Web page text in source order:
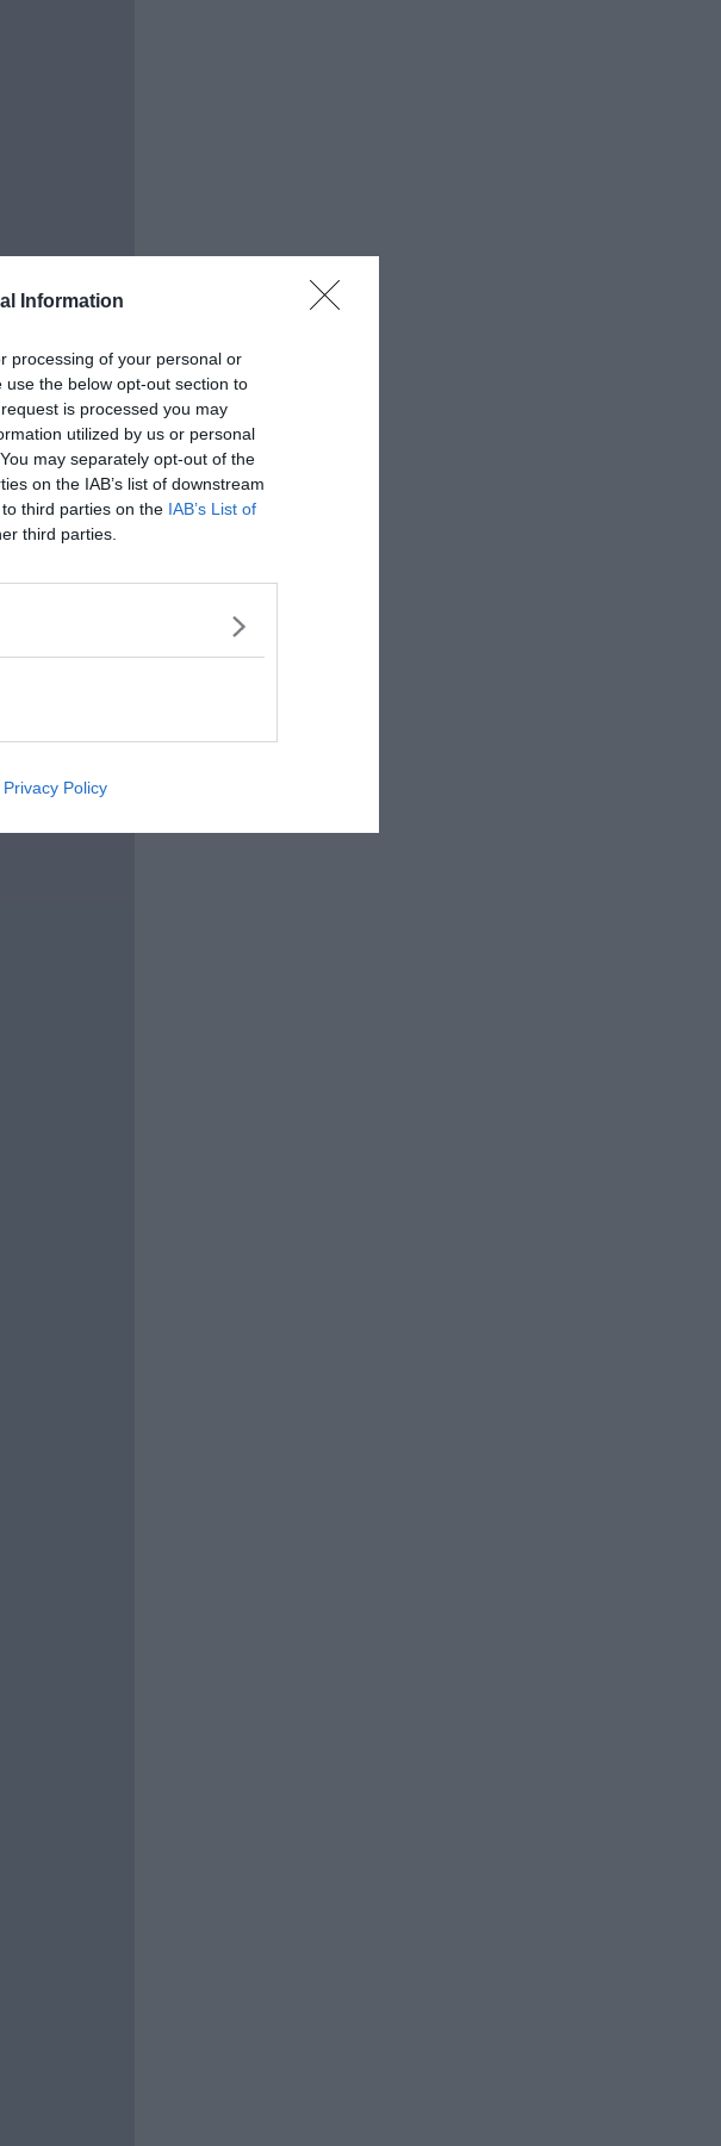
Information
processing of your personal or
the below opt-out section to
is processed you may
utilized by us or personal
may separately opt-out of the
on the IAB’s list of downstream
third parties on the IAB’s List of
third parties.
Privacy Policy